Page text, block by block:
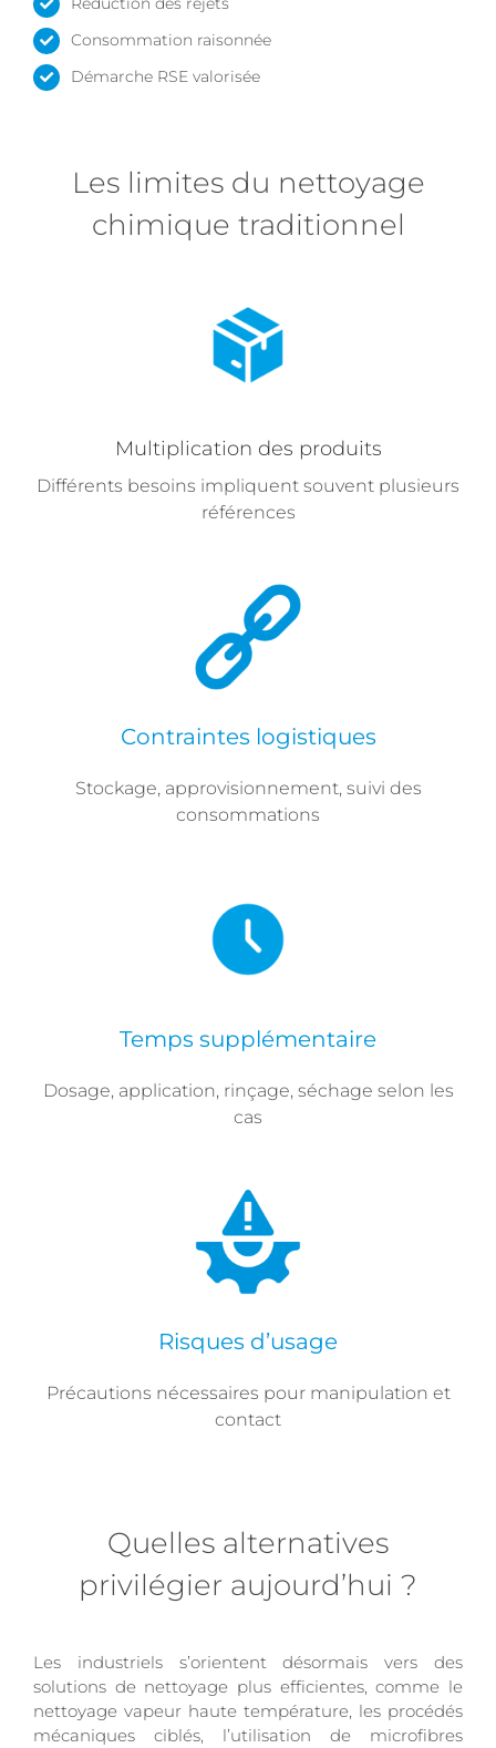
Consommation raisonnée
Démarche RSE valorisée
Les limites du nettoyage
chimique traditionnel
Multiplication des produits
Différents besoins impliquent souvent plusieurs
références
Contraintes logistiques
Stockage, approvisionnement, suivi des
consommations
Temps supplémentaire
Dosage, application, rinçage, séchage selon les
cas
Risques d’usage
Précautions nécessaires pour manipulation et
contact
Quelles alternatives
privilégier aujourd’hui ?
Les industriels s’orientent désormais vers des
solutions de nettoyage plus efficientes, comme le
nettoyage vapeur haute température, les procédés
mécaniques ciblés, l’utilisation de microfibres